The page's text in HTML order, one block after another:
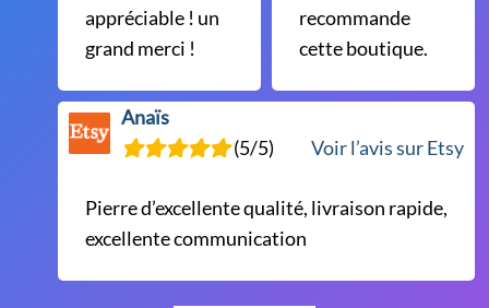
appréciable ! un
grand merci !
recommande
cette boutique.
Anaïs
(5/5)
Voir l’avis sur Etsy
Pierre d’excellente qualité, livraison rapide,
excellente communication